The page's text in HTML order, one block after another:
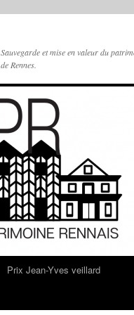
Sauvegarde et mise en valeur du
de Rennes.
Prix Jean-Yves veillard